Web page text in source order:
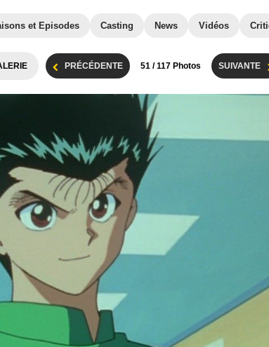
et Episodes Casting News Vidéos
PRÉCÉDENTE 51 / 117 Photos SUIVANTE